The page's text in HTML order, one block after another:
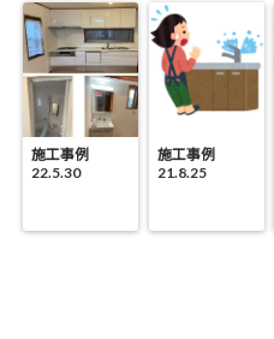
施工事例
22.5.30
施工事例
21.8.25